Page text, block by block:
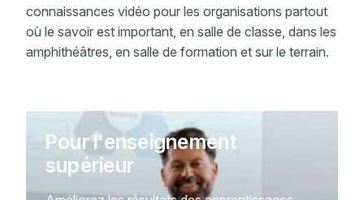
connaissances vidéo pour les organisations partout
où le savoir est important, en salle de classe, dans les
amphithéâtres, en salle de formation et sur le terrain.
Pour l'enseignement
supérieur